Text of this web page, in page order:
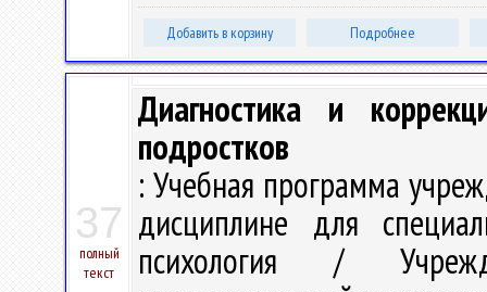
Добавить в корзину Подробнее
37
полный
текст
Диагностика и
подростков
: Учебная программа
дисциплине для
психология /